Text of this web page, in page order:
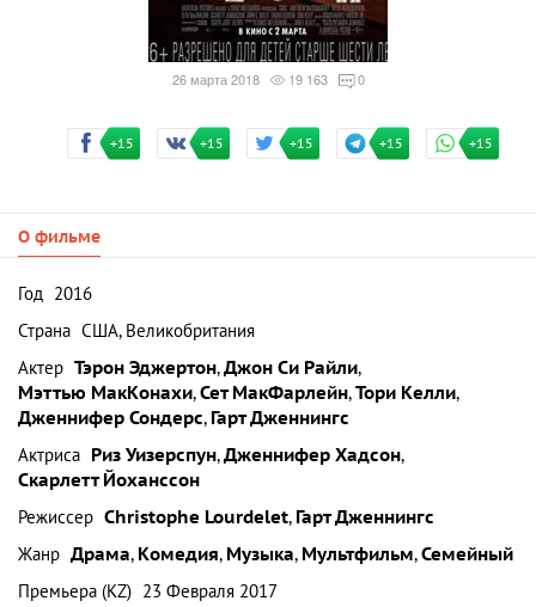
26 марта 2018 19 163 0
+15 +15 +15 +15 +15
О фильме
Год 2016
Страна США, Великобритания
Актер Тэрон Эджертон,Джон Си Райли,
Мэттью МакКонахи,Сет МакФарлейн,Тори Келли,
Дженнифер Сондерс, Гарт Дженнингс
Актриса Риз Уизерспун,Дженнифер Хадсон,
Скарлетт Йоханссон
Режиссер Christophe Lourdelet, Гарт Дженнингс
Жанр Драма, Комедия, Музыка, Мультфильм,Семейный
Премьера (KZ) 23 Февраля 2017